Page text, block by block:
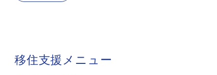
移住支援メニュー